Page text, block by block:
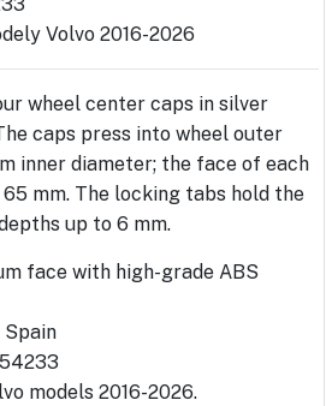
Volvo 2016-2026
wheel center caps in silver
caps press into wheel outer
inner diameter; the face of each
mm. The locking tabs hold the
up to 6 mm.
face with high-grade ABS
models 2016-2026.